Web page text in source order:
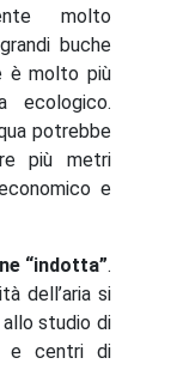
molto
buche
è molto più
ecologico.
potrebbe
più metri
e
“indotta”.
dell’aria si
studio di
e centri di